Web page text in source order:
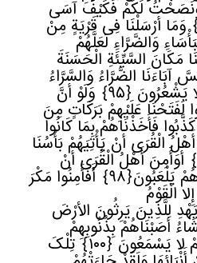
وَنَصَحْتُ لَکُمْ فَکَیْفَ آسَى
وَمَا أَرْسَلْنَا فِی قَرْیَةٍ مِنْ
وَالضَّرَّاءِ لَعَلَّهُمْ
مَکَانَ السَّیِّئَةِ الْحَسَنَةَ
الضَّرَّاءُ وَالسَّرَّاءُ
یَشْعُرُونَ﴿٩٥﴾ وَلَوْ أَنَّ
لَفَتَحْنَا عَلَیْهِمْ بَرَکَاتٍ مِنَ
فَأَخَذْنَاهُمْ بِمَا کَانُوا
الْقُرَى أَنْ یَأْتِیَهُمْ بَأْسُنَا
أَوَأَمِنَ أَهْلُ الْقُرَى أَنْ
یَلْعَبُونَ﴿٩٨﴾ أَفَأَمِنُوا مَکْرَ
الْقَوْمُ
لِلَّذِینَ یَرِثُونَ الأرْضَ
أَصَبْنَاهُمْ بِذُنُوبِهِمْ
لا یَسْمَعُونَ﴿١٠٠﴾ تِلْکَ